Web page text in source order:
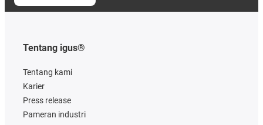
Tentang igus®
Tentang kami
Karier
Press release
Pameran industri